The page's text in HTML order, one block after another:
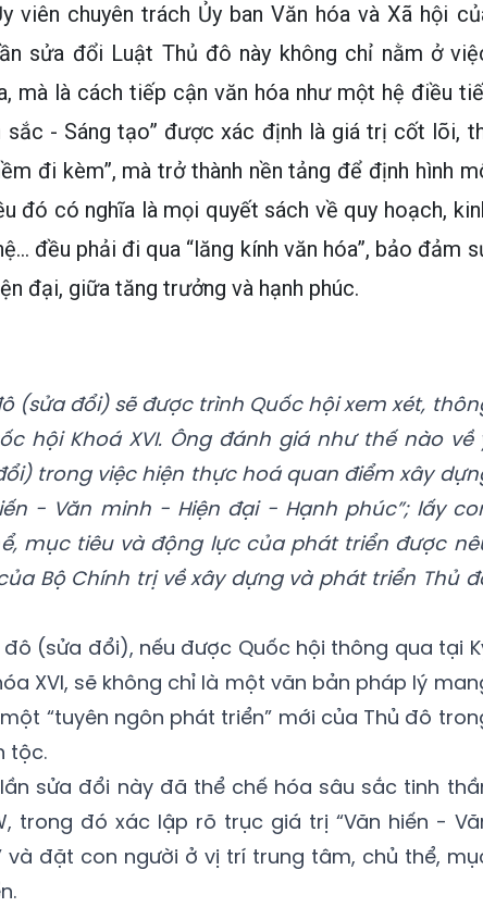
viên chuyên trách Ủy ban Văn hóa và Xã hội
sửa đổi Luật Thủ đô này không chỉ nằm ở
mà là cách tiếp cận văn hóa như một hệ điều
sắc - Sáng tạo” được xác định là giá trị cốt lõi,
đi kèm”, mà trở thành nền tảng để định hình
đó có nghĩa là mọi quyết sách về quy hoạch,
đều phải đi qua “lăng kính văn hóa”, bảo đảm
đại, giữa tăng trưởng và hạnh phúc.
(sửa đổi) sẽ được trình Quốc hội xem xét,
hội Khoá XVI. Ông đánh giá như thế nào về
trong việc hiện thực hoá quan điểm xây
- Văn minh - Hiện đại - Hạnh phúc”; lấy
mục tiêu và động lực của phát triển được
Bộ Chính trị về xây dựng và phát triển Thủ
(sửa đổi), nếu được Quốc hội thông qua tại
XVI, sẽ không chỉ là một văn bản pháp lý
“tuyên ngôn phát triển” mới của Thủ đô
tộc.
sửa đổi này đã thể chế hóa sâu sắc tinh
trong đó xác lập rõ trục giá trị “Văn hiến -
và đặt con người ở vị trí trung tâm, chủ thể,